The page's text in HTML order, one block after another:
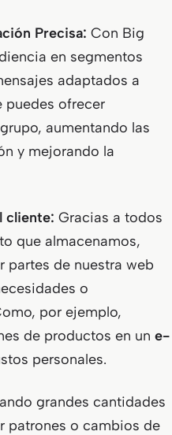
Precisa: Con Big
en segmentos
adaptados a
puedes ofrecer
aumentando las
y mejorando la
cliente: Gracias a todos
que almacenamos,
partes de nuestra web
o
por ejemplo,
de productos en un e-
personales.
grandes cantidades
patrones o cambios de